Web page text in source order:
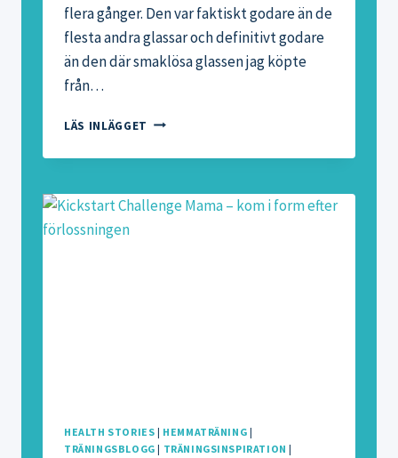
flera gånger. Den var faktiskt godare än de
flesta andra glassar och definitivt godare
än den där smaklösa glassen jag köpte
från…
LÄS INLÄGGET TIPS
FREDAGSMYSET:
FRUKTGLASS
HEALTH STORIES | HEMMATRÄNING |
TRÄNINGSBLOGG | TRÄNINGSINSPIRATION |